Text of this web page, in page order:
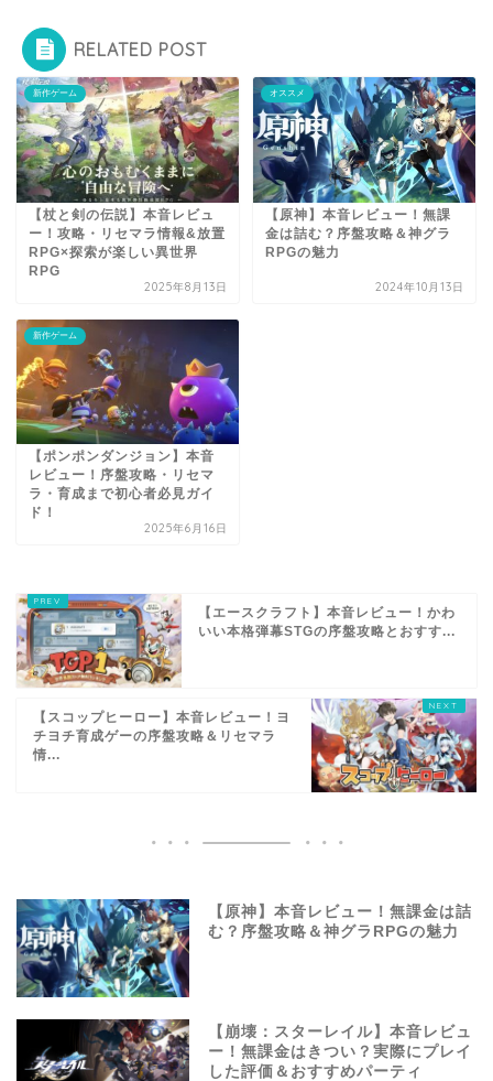
RELATED POST
新作ゲーム
【杖と剣の伝説】本音レビュ
ー！攻略・リセマラ情報&放置
RPG×探索が楽しい異世界
RPG
2025年8月13日
オススメ
【原神】本音レビュー！無課
金は詰む？序盤攻略＆神グラ
RPGの魅力
2024年10月13日
新作ゲーム
【ポンポンダンジョン】本音
レビュー！序盤攻略・リセマ
ラ・育成まで初心者必見ガイ
ド！
2025年6月16日
【エースクラフト】本音レビュー！かわ
いい本格弾幕STGの序盤攻略とおすす...
【スコップヒーロー】本音レビュー！ヨ
チヨチ育成ゲーの序盤攻略＆リセマラ
情...
【原神】本音レビュー！無課金は詰
む？序盤攻略＆神グラRPGの魅力
【崩壊：スターレイル】本音レビュ
ー！無課金はきつい？実際にプレイ
した評価＆おすすめパーティ